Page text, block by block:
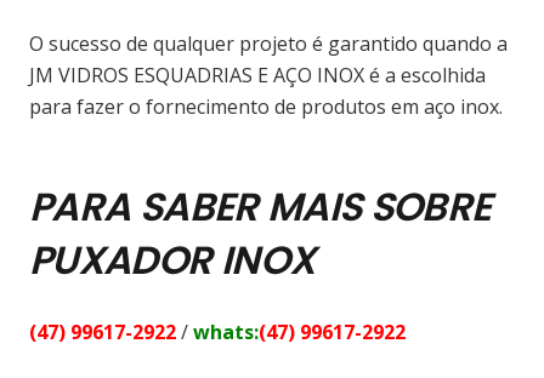
O sucesso de qualquer projeto é garantido quando a
JM VIDROS ESQUADRIAS E AÇO INOX é a escolhida
para fazer o fornecimento de produtos em aço inox.
PARA SABER MAIS SOBRE
PUXADOR INOX
(47) 99617-2922/whats:(47) 99617-2922